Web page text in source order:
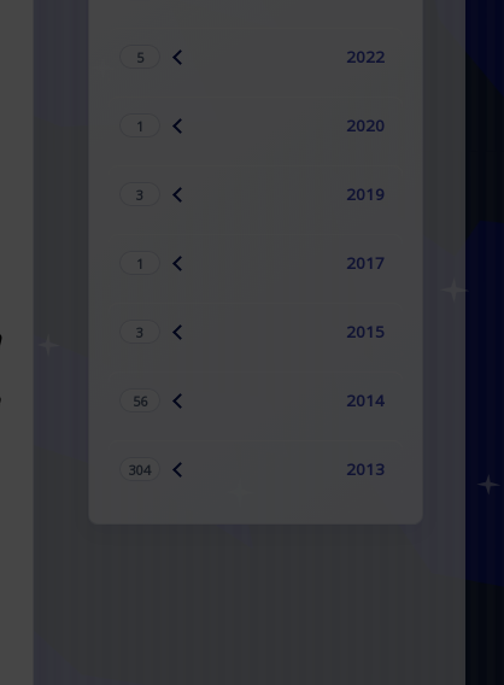
2022
5
2020
1
2019
3
2017
1
2015
3
2014
56
2013
304